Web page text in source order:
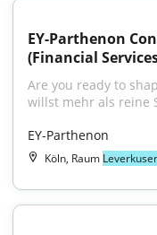
EY-Parthenon
(Financial
Are you ready to
willst mehr als reine
EY-Parthenon
Köln, Raum